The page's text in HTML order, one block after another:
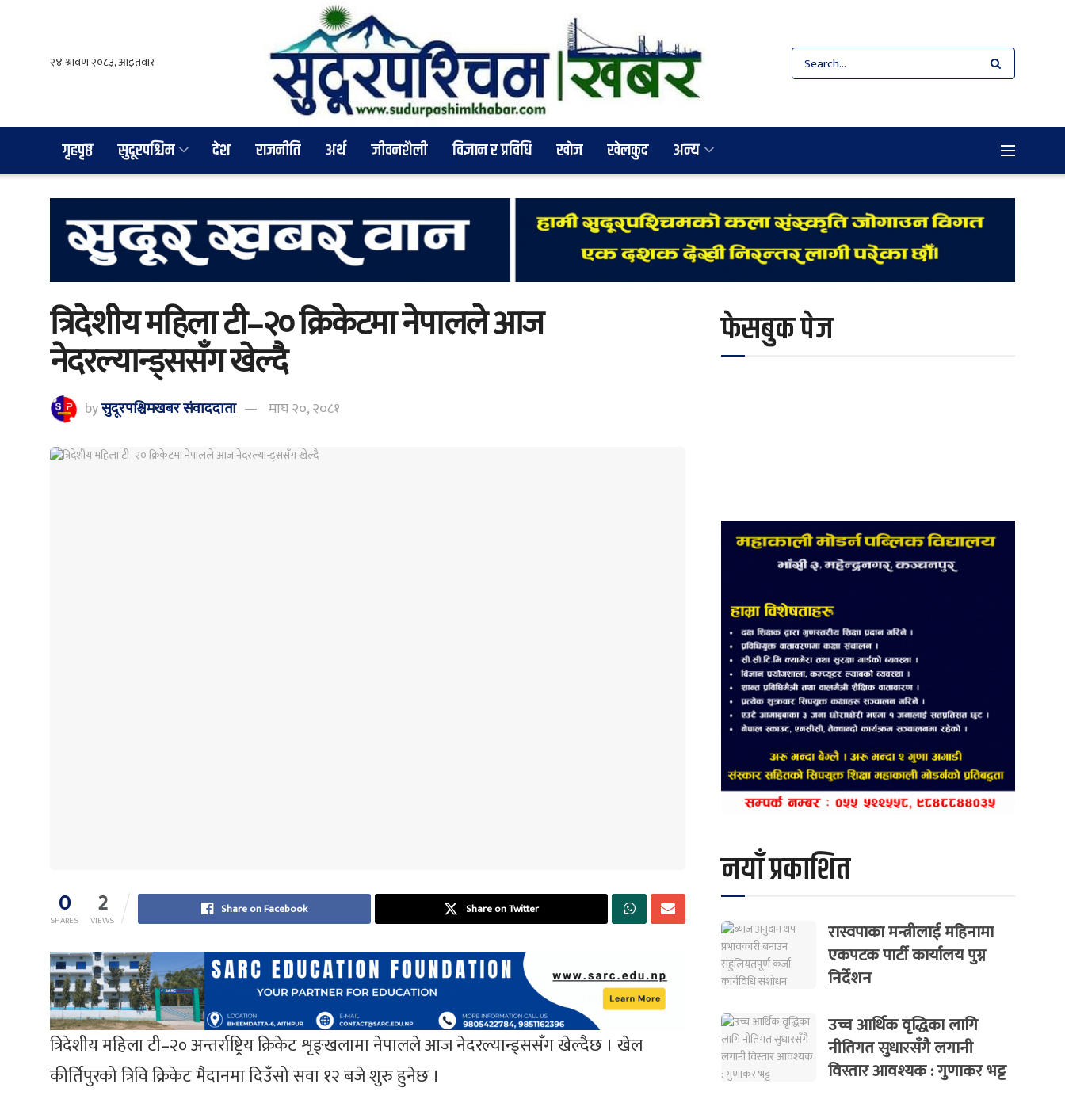
गृहपृष्ठ सुदूरपश्चिम देश राजनीति अर्थ जीवनशैली विज्ञान र प्रविधि खाेज खेलकुद अन्य
त्रिदेशीय महिला टी–२० क्रिकेटमा नेपालले आज
नेदरल्यान्ड्ससँग खेल्दै
byसुदूरपश्चिमखबर संंवाददाता माघ २०, २०८१
0
SHARES 2
VIEWS
Share on Facebook Share on Twitter
त्रिदेशीय महिला टी–२० अन्तर्राष्ट्रिय क्रिकेट शृङ्खलामा नेपालले आज नेदरल्यान्ड्ससँग खेल्दैछ । खेल
कीर्तिपुरको त्रिवि क्रिकेट मैदानमा दिउँसो सवा १२ बजे शुरु हुनेछ ।
फेसबुक पेज
नयाँ प्रकाशित
रास्वपाका मन्त्रीलाई महिनामा
एकपटक पार्टी कार्यालय पुग्न
निर्देशन
उच्च आर्थिक वृद्धिका लागि
नीतिगत सुधारसँगै लगानी
विस्तार आवश्यक : गुणाकर भट्ट